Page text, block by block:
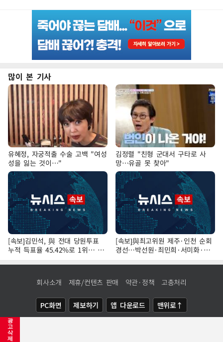
광
고
삭
제
많이 본 기사
유혜정, 자궁적출 수술 고백 "여성
성을 잃는 것이…"
김정렬 "친형 군대서 구타로 사
망…유골 못 찾아"
[속보]김민석, 與 전대 당원투표
누적 득표율 45.42%로 1위… 정
청래 44.56%
[속보]與최고위원 제주·인천 순회
경선…박선원·최민희·서미화·한
민수·김용 순
회사소개 제휴/컨텐츠 판매 약관·정책 고충처리
PC화면 제보하기 앱 다운로드 맨위로↑